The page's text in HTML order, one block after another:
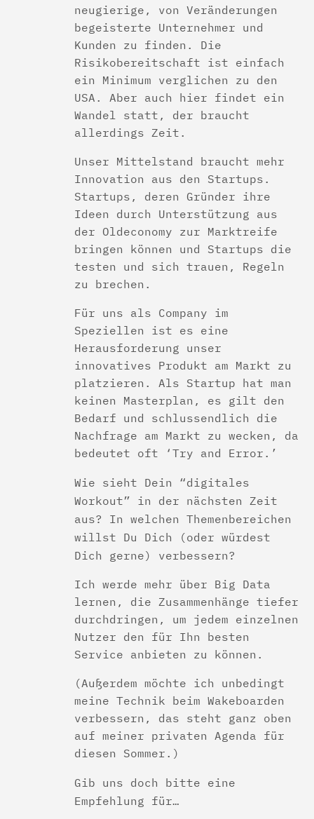
neugierige, von Veränderungen
begeisterte Unternehmer und
Kunden zu finden. Die
Risikobereitschaft ist einfach
ein Minimum verglichen zu den
USA. Aber auch hier findet ein
Wandel statt, der braucht
allerdings Zeit.
Unser Mittelstand braucht mehr
Innovation aus den Startups.
Startups, deren Gründer ihre
Ideen durch Unterstützung aus
der Oldeconomy zur Marktreife
bringen können und Startups die
testen und sich trauen, Regeln
zu brechen.
Für uns als Company im
Speziellen ist es eine
Herausforderung unser
innovatives Produkt am Markt zu
platzieren. Als Startup hat man
keinen Masterplan, es gilt den
Bedarf und schlussendlich die
Nachfrage am Markt zu wecken, da
bedeutet oft ‘Try and Error.’
Wie sieht Dein “digitales
Workout” in der nächsten Zeit
aus? In welchen Themenbereichen
willst Du Dich (oder würdest
Dich gerne) verbessern?
Ich werde mehr über Big Data
lernen, die Zusammenhänge tiefer
durchdringen, um jedem einzelnen
Nutzer den für Ihn besten
Service anbieten zu können.
(Außerdem möchte ich unbedingt
meine Technik beim Wakeboarden
verbessern, das steht ganz oben
auf meiner privaten Agenda für
diesen Sommer.)
Gib uns doch bitte eine
Empfehlung für…